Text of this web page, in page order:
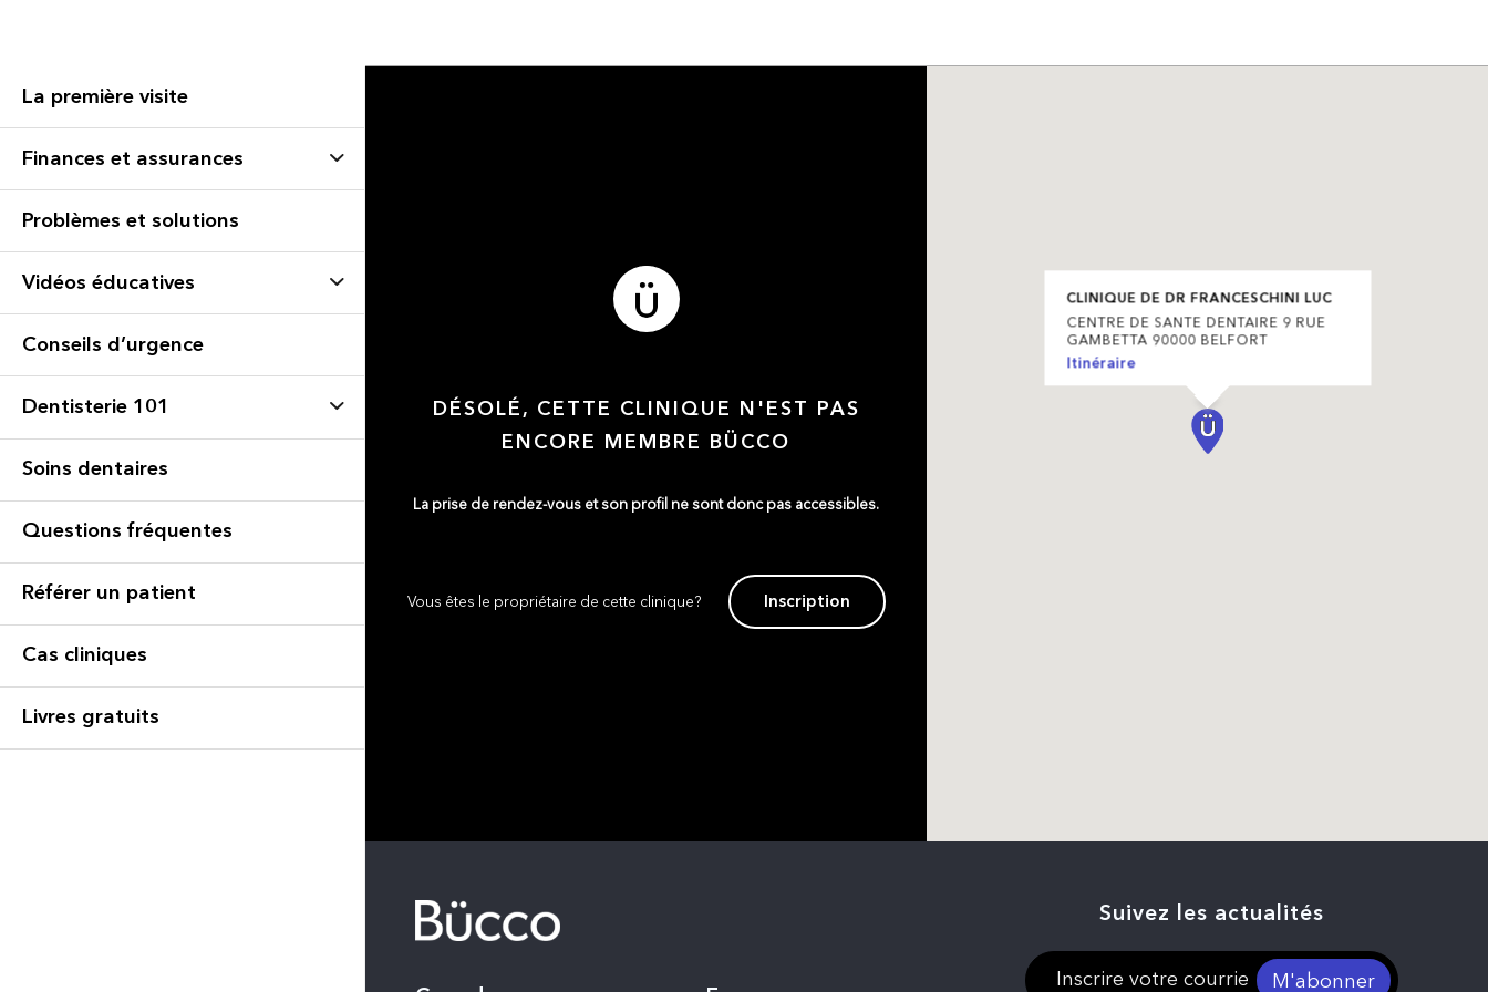
La première visite
Finances et assurances
Problèmes et solutions
Vidéos éducatives
Conseils d’urgence
Dentisterie 101
Soins dentaires
Questions fréquentes
Référer un patient
Cas cliniques
Livres gratuits
DÉSOLÉ, CETTE CLINIQUE N'EST PAS
ENCORE MEMBRE BÜCCO
La prise de rendez-vous et son profil ne sont donc pas accessibles.
Vous êtes le propriétaire de cette clinique? Inscription
CLINIQUE DE DR FRANCESCHINI LUC
CENTRE DE SANTE DENTAIRE 9 RUE
GAMBETTA 90000 BELFORT
Itinéraire
Suivez les actualités
M'abonner